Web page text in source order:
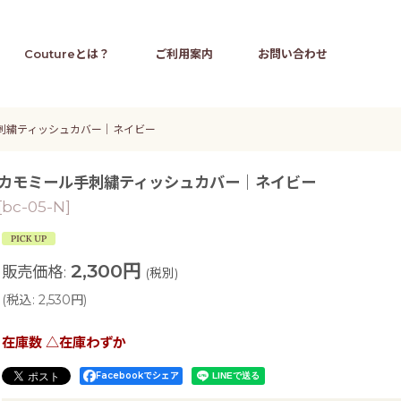
Coutureとは？ ご利用案内 お問い合わせ
繍ティッシュカバー｜ネイビー
モミール手刺繍ティッシュカバー｜ネイビー
bc-05-N]
販売価格: 2,300円 (税別)
(税込: 2,530円)
在庫数 △在庫わずか
Facebookでシェア